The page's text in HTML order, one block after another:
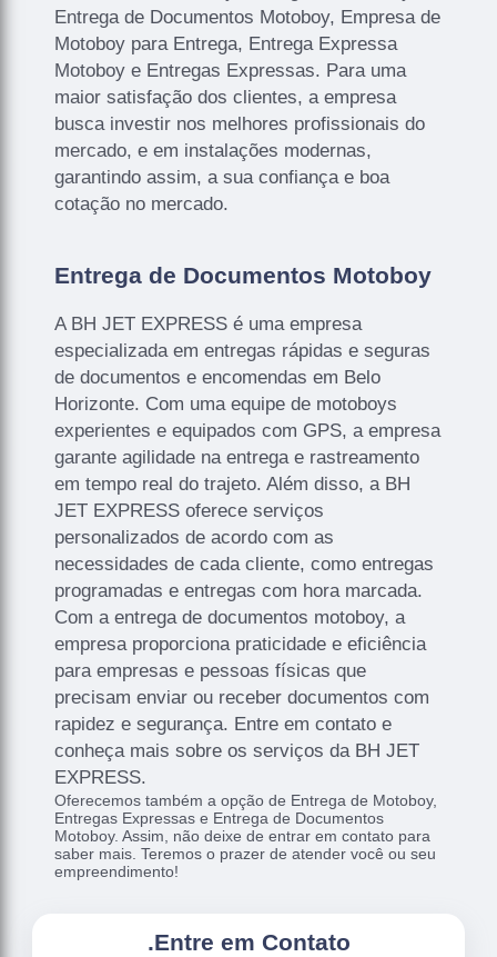
Entrega de Documentos Motoboy, Empresa de
Motoboy para Entrega, Entrega Expressa
Motoboy e Entregas Expressas. Para uma
maior satisfação dos clientes, a empresa
busca investir nos melhores profissionais do
mercado, e em instalações modernas,
garantindo assim, a sua confiança e boa
cotação no mercado.
Entrega de Documentos Motoboy
A BH JET EXPRESS é uma empresa
especializada em entregas rápidas e seguras
de documentos e encomendas em Belo
Horizonte. Com uma equipe de motoboys
experientes e equipados com GPS, a empresa
garante agilidade na entrega e rastreamento
em tempo real do trajeto. Além disso, a BH
JET EXPRESS oferece serviços
personalizados de acordo com as
necessidades de cada cliente, como entregas
programadas e entregas com hora marcada.
Com a entrega de documentos motoboy, a
empresa proporciona praticidade e eficiência
para empresas e pessoas físicas que
precisam enviar ou receber documentos com
rapidez e segurança. Entre em contato e
conheça mais sobre os serviços da BH JET
EXPRESS.
Oferecemos também a opção de Entrega de Motoboy,
Entregas Expressas e Entrega de Documentos
Motoboy. Assim, não deixe de entrar em contato para
saber mais. Teremos o prazer de atender você ou seu
empreendimento!
.Entre em Contato